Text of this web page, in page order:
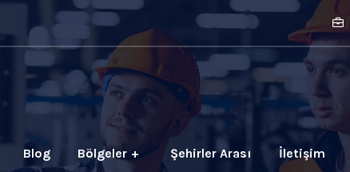
Blog Bölgeler Şehirler Arası İletişim